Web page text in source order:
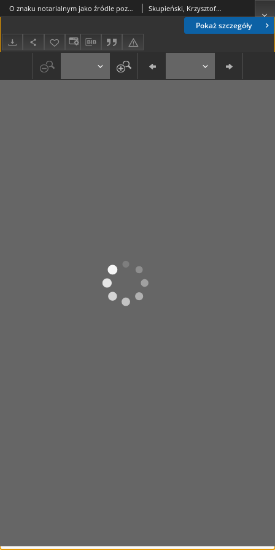
Pokaż szczegóły
O znaku notarialnym jako źródle poznania polskiej heraldyki średniowiecznej Skupieński, Krzysztof (1951-)